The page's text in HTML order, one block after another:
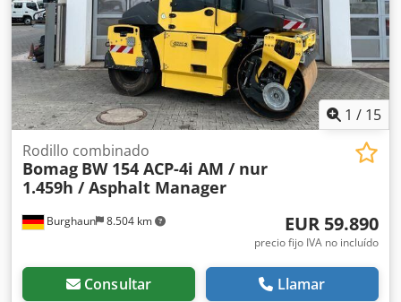
Póngase en contacto con Tobias Ebert para obtener más
información.
1 / 15
Burghaun 8.504 km
Rodillo combinado
Bomag BW 154 ACP-4i AM / nur
1.459h / Asphalt Manager
EUR 59.890
precio fijo IVA no incluído
Consultar Llamar